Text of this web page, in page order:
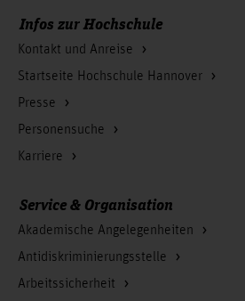
Infos zur Hochschule
Kontakt und Anreise
Startseite Hochschule Hannover
Presse
Personensuche
Karriere
Service & Organisation
Akademische Angelegenheiten
Antidiskriminierungsstelle
Arbeitssicherheit